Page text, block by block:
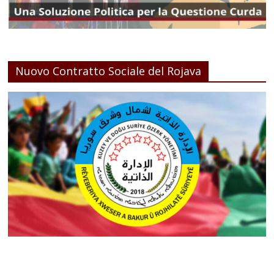
Nuovo Contratto Sociale del Rojava